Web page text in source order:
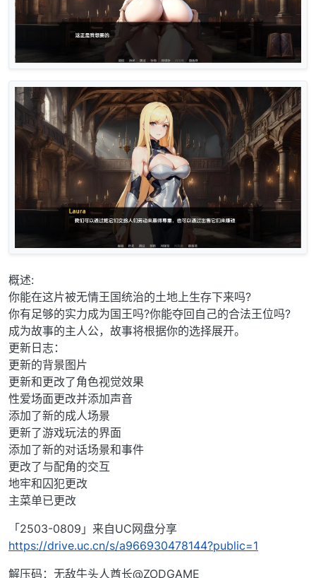
概述:
你能在这片被无情王国统治的土地上生存下来吗?
你有足够的实力成为国王吗?你能夺回自己的合法王位吗?
成为故事的主人公，故事将根据你的选择展开。
更新日志：
更新的背景图片
更新和更改了角色视觉效果
性爱场面更改并添加声音
添加了新的成人场景
更新了游戏玩法的界面
添加了新的对话场景和事件
更改了与配角的交互
地牢和囚犯更改
主菜单已更改
「2503-0809」来自UC网盘分享
https://drive.uc.cn/s/a966930478144?public=1
解压码：无敌牛头人酋长@ZODGAME